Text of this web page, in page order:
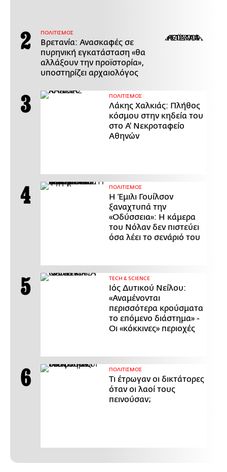
ΠΟΛΙΤΙΣΜΟΣ
Βρετανία: Ανασκαφές σε
πυρηνική εγκατάσταση «θα
αλλάξουν την προϊστορία»,
υποστηρίζει αρχαιολόγος
ΠΟΛΙΤΙΣΜΟΣ
Λάκης Χαλκιάς: Πλήθος
κόσμου στην κηδεία του
στο Α' Νεκροταφείο
Αθηνών
ΠΟΛΙΤΙΣΜΟΣ
Η Έμιλι Γουίλσον
ξαναχτυπά την
«Οδύσσεια»: Η κάμερα
του Νόλαν δεν πιστεύει
όσα λέει το σενάριό του
ΤECH & SCIENCE
Ιός Δυτικού Νείλου:
«Αναμένονται
περισσότερα κρούσματα
το επόμενο διάστημα» -
Οι «κόκκινες» περιοχές
ΠΟΛΙΤΙΣΜΟΣ
Τι έτρωγαν οι δικτάτορες
όταν οι λαοί τους
πεινούσαν;